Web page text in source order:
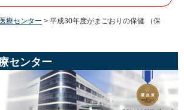
療センター > 平成30年度がまごおりの保健 （保
センター